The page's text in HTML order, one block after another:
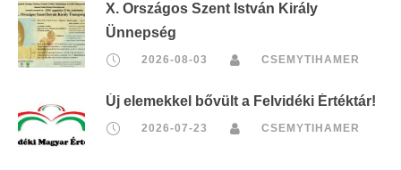
X. Országos Szent István Király
Ünnepség
2026-08-03 CSEMYTIHAMER
Új elemekkel bővült a Felvidéki Értéktár!
2026-07-23 CSEMYTIHAMER